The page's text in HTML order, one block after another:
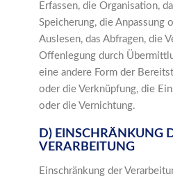
Erfassen, die Organisation,
Speicherung, die Anpassung
Auslesen, das Abfragen, die
Offenlegung durch
eine andere Form der
oder die Verknüpfung, die
oder die Vernichtung.
D) EINSCHRÄNKUNG
VERARBEITUNG
Einschränkung der